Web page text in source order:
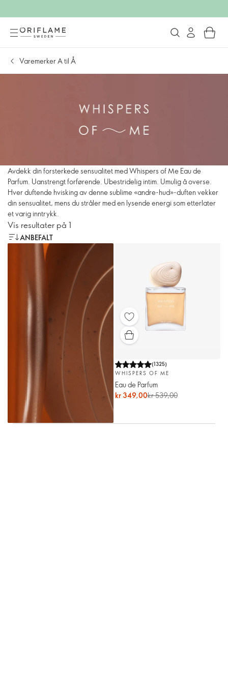
Varemerker A til Å
Avdekk din forsterkede sensualitet med Whispers of Me Eau de
Parfum. Uanstrengt forførende. Ubestridelig intim. Umulig å overse.
Hver duftende hvisking av denne sublime «andre-hud»-duften vekker
din sensualitet, mens du stråler med en lysende energi som etterlater
et varig inntrykk.
Vis resultater på 1
ANBEFALT
(1325)
WHISPERS OF ME
Eau de Parfum
kr 349,00kr 539,00